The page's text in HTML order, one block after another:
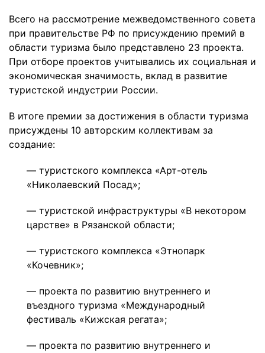
Всего на рассмотрение межведомственного совета
при правительстве РФ по присуждению премий в
области туризма было представлено 23 проекта.
При отборе проектов учитывались их социальная и
экономическая значимость, вклад в развитие
туристской индустрии России.
В итоге премии за достижения в области туризма
присуждены 10 авторским коллективам за
создание:
— туристского комплекса «Арт-отель
«Николаевский Посад»;
— туристской инфраструктуры «В некотором
царстве» в Рязанской области;
— туристского комплекса «Этнопарк
«Кочевник»;
— проекта по развитию внутреннего и
въездного туризма «Международный
фестиваль «Кижская регата»;
— проекта по развитию внутреннего и